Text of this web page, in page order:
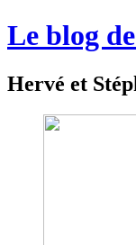
Le blog
Hervé et